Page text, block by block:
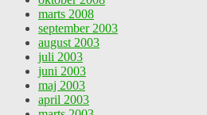
marts 2008
september 2003
august 2003
juli 2003
juni 2003
maj 2003
april 2003